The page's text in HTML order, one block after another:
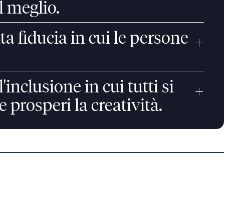
meglio.
fiducia in cui le persone +
in cui tutti si
prosperi la creatività.
+